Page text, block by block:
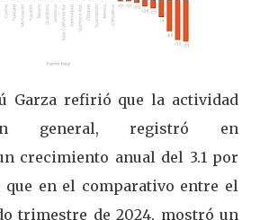
Garza refirió que la actividad
general, registró en
crecimiento anual del 3.1 por
que en el comparativo entre el
trimestre de 2024, mostró un